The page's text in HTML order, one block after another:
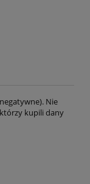
Nie
kupili dany